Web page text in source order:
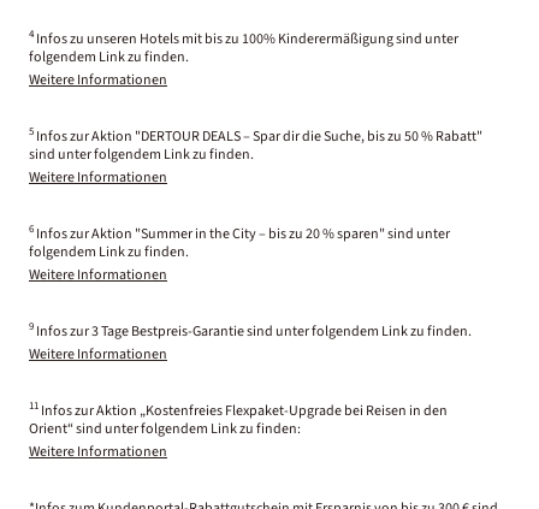
4 Infos zu unseren Hotels mit bis zu 100% Kinderermäßigung sind unter
folgendem Link zu finden.
Weitere Informationen
5 Infos zur Aktion "DERTOUR DEALS – Spar dir die Suche, bis zu 50 % Rabatt"
sind unter folgendem Link zu finden.
Weitere Informationen
6 Infos zur Aktion "Summer in the City – bis zu 20 % sparen" sind unter
folgendem Link zu finden.
Weitere Informationen
9 Infos zur 3 Tage Bestpreis-Garantie sind unter folgendem Link zu finden.
Weitere Informationen
11 Infos zur Aktion „Kostenfreies Flexpaket-Upgrade bei Reisen in den
Orient“ sind unter folgendem Link zu finden:
Weitere Informationen